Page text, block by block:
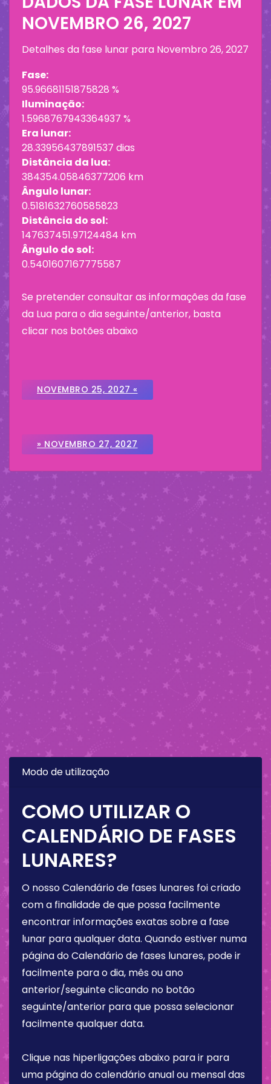
NOVEMBRO 26, 2027
Detalhes da fase lunar para Novembro 26, 2027
Fase:
95.96681151875828 %
Iluminação:
1.5968767943364937 %
Era lunar:
28.33956437891537 dias
Distância da lua:
384354.05846377206 km
Ângulo lunar:
0.5181632760585823
Distância do sol:
147637451.97124484 km
Ângulo do sol:
0.5401607167775587
Se pretender consultar as informações da fase
da Lua para o dia seguinte/anterior, basta
clicar nos botões abaixo
NOVEMBRO 25, 2027 «
» NOVEMBRO 27, 2027
Modo de utilização
COMO UTILIZAR O
CALENDÁRIO DE FASES
LUNARES?
O nosso Calendário de fases lunares foi criado
com a finalidade de que possa facilmente
encontrar informações exatas sobre a fase
lunar para qualquer data. Quando estiver numa
página do Calendário de fases lunares, pode ir
facilmente para o dia, mês ou ano
anterior/seguinte clicando no botão
seguinte/anterior para que possa selecionar
facilmente qualquer data.
Clique nas hiperligações abaixo para ir para
uma página do calendário anual ou mensal das